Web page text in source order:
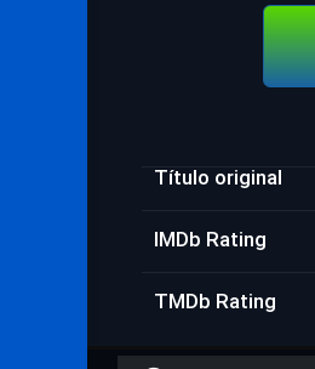
Título original
IMDb Rating
TMDb Rating